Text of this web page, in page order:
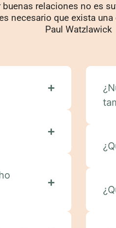
buenas relaciones no es
necesario que exista
Paul Watzlawick